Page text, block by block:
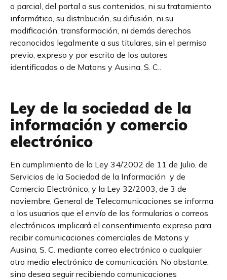
o parcial, del portal o sus contenidos, ni su tratamiento
informático, su distribución, su difusión, ni su
modificación, transformación, ni demás derechos
reconocidos legalmente a sus titulares, sin el permiso
previo, expreso y por escrito de los autores
identificados o de Matons y Ausina, S. C..
Ley de la sociedad de la
información y comercio
electrónico
En cumplimiento de la Ley 34/2002 de 11 de Julio, de
Servicios de la Sociedad de la Información y de
Comercio Electrónico, y la Ley 32/2003, de 3 de
noviembre, General de Telecomunicaciones se informa
a los usuarios que el envío de los formularios o correos
electrónicos implicará el consentimiento expreso para
recibir comunicaciones comerciales de Matons y
Ausina, S. C. mediante correo electrónico o cualquier
otro medio electrónico de comunicación. No obstante,
sino desea seguir recibiendo comunicaciones